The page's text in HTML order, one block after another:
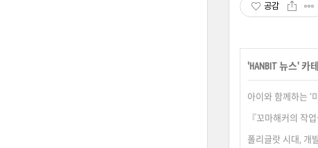
공감
'HANBIT 뉴스' 카
아이와 함께하는 ‘
『꼬마해커의 작
폴리글랏 시대, 개